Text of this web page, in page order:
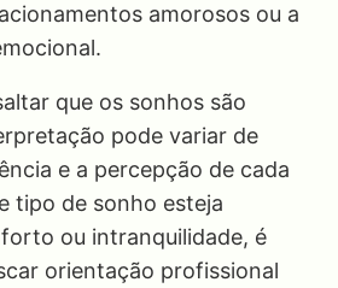
amorosos ou a
que os sonhos são
pode variar de
e a percepção de cada
tipo de sonho esteja
ou intranquilidade, é
orientação profissional